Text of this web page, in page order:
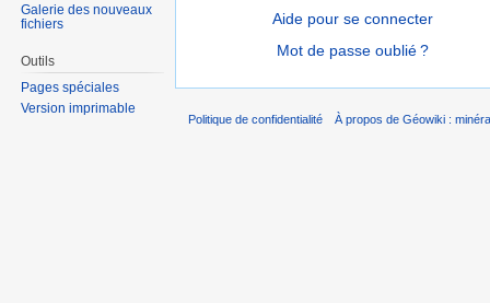
Aide pour se connecter
Mot de passe oublié ?
Galerie des nouveaux
fichiers
Outils
Pages spéciales
Version imprimable
Politique de confidentialité À propos de Géowiki :